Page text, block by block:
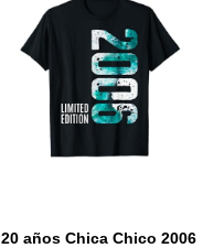
20 años Chica Chico 2006